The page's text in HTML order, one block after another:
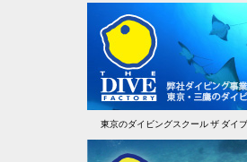
東京のダイビングスクール ザ ダイ